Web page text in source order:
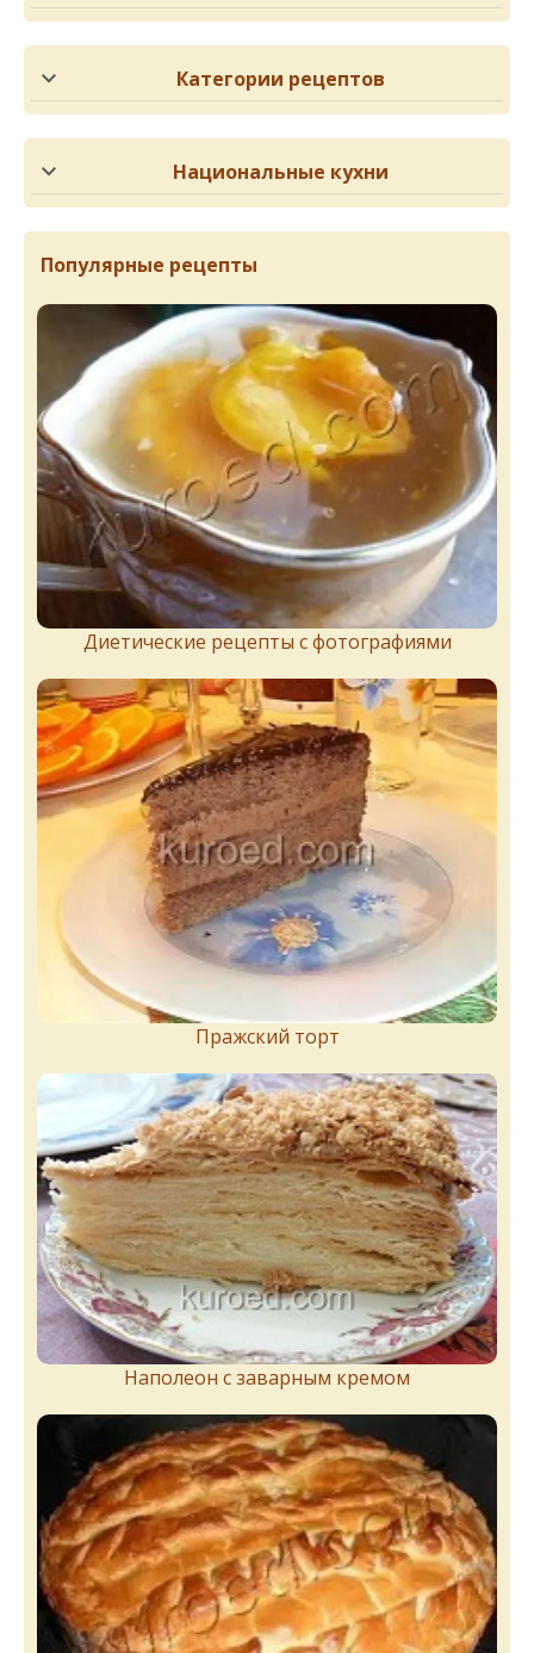
Категории рецептов
Национальные кухни
Популярные рецепты
Диетические рецепты с фотографиями
Пражский торт
Наполеон с заварным кремом